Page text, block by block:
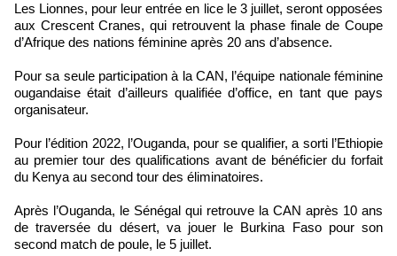
Les Lionnes, pour leur entrée en lice le 3 juillet, seront opposées
aux Crescent Cranes, qui retrouvent la phase finale de Coupe
d’Afrique des nations féminine après 20 ans d’absence.
Pour sa seule participation à la CAN, l’équipe nationale féminine
ougandaise était d’ailleurs qualifiée d’office, en tant que pays
organisateur.
Pour l’édition 2022, l’Ouganda, pour se qualifier, a sorti l’Ethiopie
au premier tour des qualifications avant de bénéficier du forfait
du Kenya au second tour des éliminatoires.
Après l’Ouganda, le Sénégal qui retrouve la CAN après 10 ans
de traversée du désert, va jouer le Burkina Faso pour son
second match de poule, le 5 juillet.